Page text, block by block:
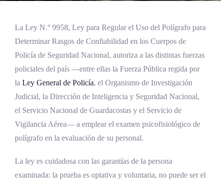
La Ley N.° 9958, Ley para Regular el Uso del Polígrafo para
Determinar Rasgos de Confiabilidad en los Cuerpos de
Policía de Seguridad Nacional, autoriza a las distintas fuerzas
policiales del país —entre ellas la Fuerza Pública regida por
la Ley General de Policía, el Organismo de Investigación
Judicial, la Dirección de Inteligencia y Seguridad Nacional,
el Servicio Nacional de Guardacostas y el Servicio de
Vigilancia Aérea— a emplear el examen psicofisiológico de
polígrafo en la evaluación de su personal.
La ley es cuidadosa con las garantías de la persona
examinada: la prueba es optativa y voluntaria, no puede ser el